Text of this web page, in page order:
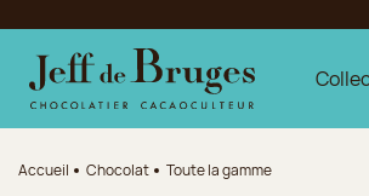
Aller au contenu principal
Aller au pied de page
Accueil Chocolat Toute la gamme